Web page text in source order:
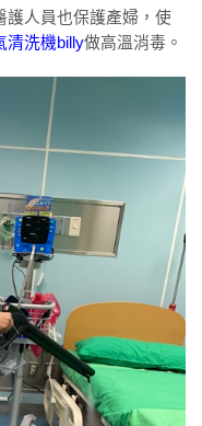
護人員也保護產婦，使
清洗機billy做高溫消毒。